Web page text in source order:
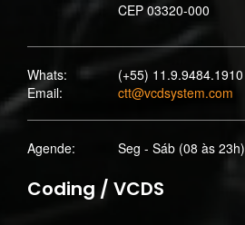
CEP 03320-000
Whats:
(+55) 11.9.9484.1910
Email:
ctt@vcdsystem.com
Agende: Seg - Sáb (08 às 23h)
Coding / VCDS